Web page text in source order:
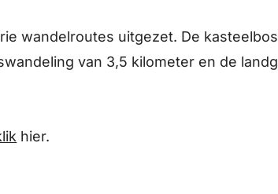
wandelroutes uitgezet. De
van 3,5 kilometer en de
hier.